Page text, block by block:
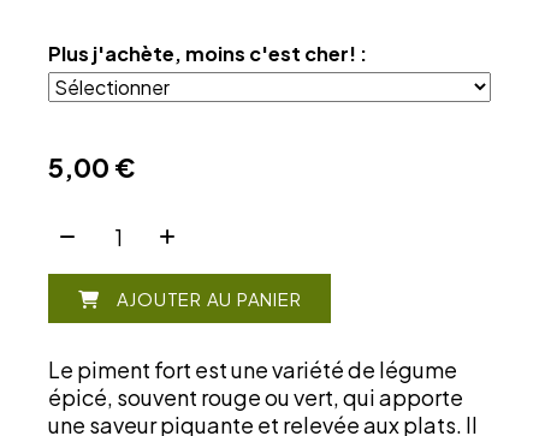
Plus j'achète, moins c'est cher! :
5,00 €
AJOUTER AU PANIER
Le piment fort est une variété de légume
épicé, souvent rouge ou vert, qui apporte
une saveur piquante et relevée aux plats. Il